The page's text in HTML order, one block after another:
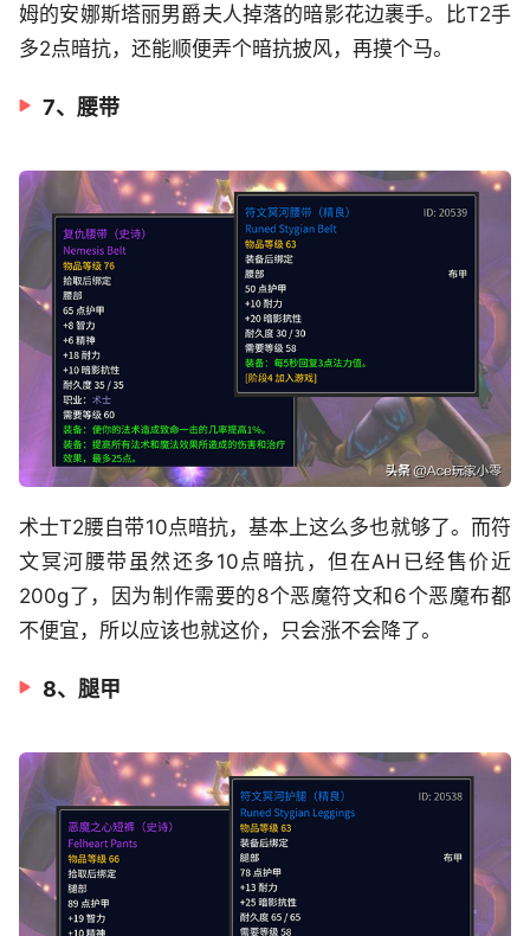
姆的安娜斯塔丽男爵夫人掉落的暗影花边裹手。比T2手
多2点暗抗，还能顺便弄个暗抗披风，再摸个马。
7、腰带
术士T2腰自带10点暗抗，基本上这么多也就够了。而符
文冥河腰带虽然还多10点暗抗，但在AH已经售价近
200g了，因为制作需要的8个恶魔符文和6个恶魔布都
不便宜，所以应该也就这价，只会涨不会降了。
8、腿甲